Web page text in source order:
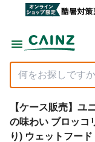
【ケース販売】ユ
の味わい ブロッコ
り) ウェットフー